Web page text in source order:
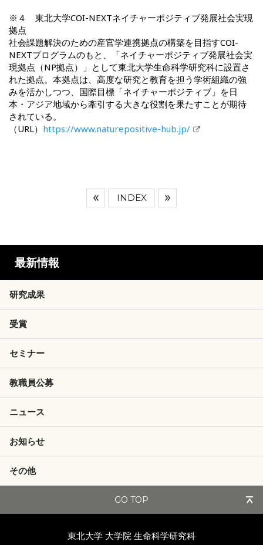
※４ 東北大学COI-NEXTネイチャーポジティブ発展社会実現
拠点
社会課題解決のための産官学連携拠点の構築を目指すCOI-
NEXTプログラムのもと、「ネイチャーポジティブ発展社会実
現拠点（NP拠点）」として東北大学生命科学研究科に設置さ
れた拠点。本拠点は、高度な研究と教育を担う学術組織の強
みを活かしつつ、国際目標「ネイチャーポジティブ」を日
本・アジア地域から牽引する大きな役割を果たすことが期待
されている。
（URL） https://www.naturepositive-hub.jp/
INDEX
最新情報
研究成果
受賞
セミナー
教職員公募
ニュース
お知らせ
その他
GO TOP
東北大学 大学院 生命科学研究科